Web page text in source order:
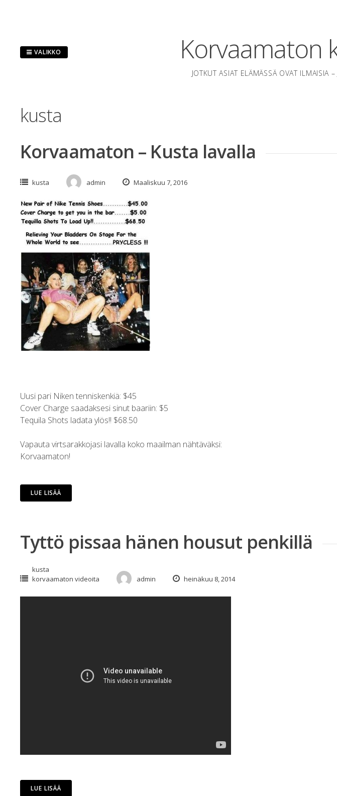
Korvaamaton
JOTKUT ASIAT ELÄMÄSSÄ OVAT ILMAISIA
VALIKKO
kusta
Korvaamaton – Kusta lavalla
kusta admin Maaliskuu 7, 2016
Uusi pari Niken tenniskenkiä: $45
Cover Charge saadaksesi sinut baariin: $5
Tequila Shots ladata ylös!! $68.50
Vapauta virtsarakkojasi lavalla koko maailman nähtäväksi:
Korvaamaton!
LUE LISÄÄ
Tyttö pissaa hänen housut penkillä
kusta
korvaamaton videoita
admin heinäkuu 8, 2014
LUE LISÄÄ